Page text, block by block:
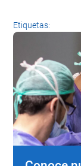
Etiquetas: